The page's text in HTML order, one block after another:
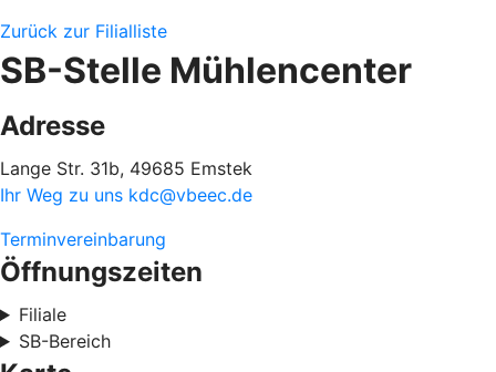
Zurück zur Filialliste
SB-Stelle Mühlencenter
Adresse
Lange Str. 31b, 49685 Emstek
Ihr Weg zu uns kdc@vbeec.de
Terminvereinbarung
Öffnungszeiten
Filiale
SB-Bereich